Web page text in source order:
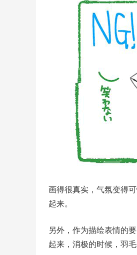
画得很真实，气氛变得
起来。
另外，作为描绘表情的
起来，消极的时候，羽毛